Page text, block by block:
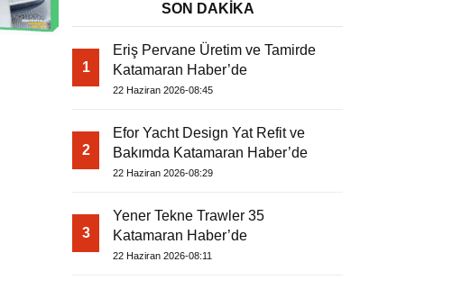
SON DAKİKA
1
Eriş Pervane Üretim ve Tamirde
Katamaran Haber’de
22 Haziran 2026-08:45
2
Efor Yacht Design Yat Refit ve
Bakımda Katamaran Haber’de
22 Haziran 2026-08:29
3
Yener Tekne Trawler 35
Katamaran Haber’de
22 Haziran 2026-08:11